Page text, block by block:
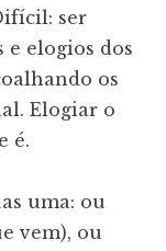
ser
e elogios dos
os
Elogiar o
é.
uma: ou
vem), ou